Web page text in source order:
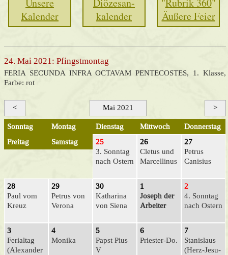
Kalender
kalender
Äußere Feier
24. Mai 2021: Pfingst­montag
FERIA SECUNDA INFRA OCTAVAM PENTECOSTES, 1. Klasse,
Farbe: rot
< >
Mai 2021
Sonntag Montag Dienstag Mittwoch
Donnerstag
Freitag
Samstag
25
3. Sonntag
nach Ostern
26
Cletus und
Marcellinus
27
Petrus
Canisius
28
Paul vom
Kreuz
29
Petrus von
Verona
30
Katharina
von Siena
1
Joseph der
Arbeiter
2
4. Sonntag
nach Ostern
3
Ferialtag
(Alexander
4
Monika
5
Papst Pius
V
6
Prie­ster-Do.
7
Stanislaus
(Herz-Jesu-